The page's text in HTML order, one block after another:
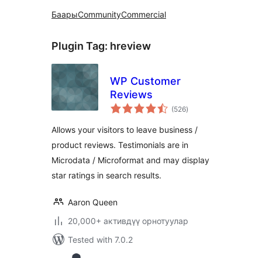
БаарыCommunityCommercial
Plugin Tag: hreview
WP Customer
Reviews
(526total
ratings
)
Allows your visitors to leave business /
product reviews. Testimonials are in
Microdata / Microformat and may display
star ratings in search results.
Aaron Queen
20,000+ активдүү орнотуулар
Tested with 7.0.2